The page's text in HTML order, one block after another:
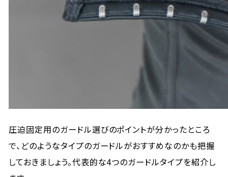
圧迫固定用のガードル選びのポイントが分かったところ
で、どのようなタイプのガードルがおすすめなのかも把握
しておきましょう。代表的な4つのガードルタイプを紹介し